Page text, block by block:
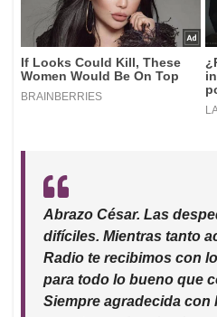
Abrazo César. Las
difíciles. Mientras tanto
Radio te recibimos con
para todo lo bueno que
Siempre agradecida con